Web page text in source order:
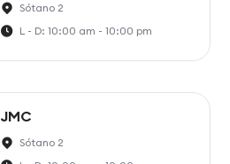
Sótano 2
L - D: 10:00 am - 10:00 pm
JMC
Sótano 2